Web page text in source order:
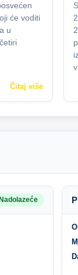
će voditi
u
Čitaj više
Nadolazeće